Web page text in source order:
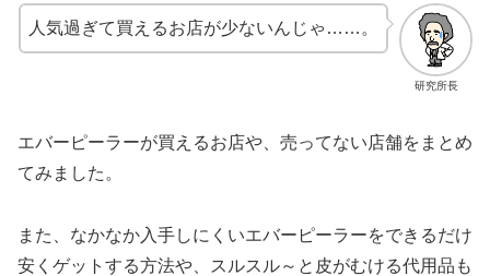
研究所長
人気過ぎて買えるお店が少ないんじゃ……。
エバーピーラーが買えるお店や、売ってない店舗をまとめ
てみました。
また、なかなか入手しにくいエバーピーラーをできるだけ
安くゲットする方法や、スルスル～と皮がむける代用品も